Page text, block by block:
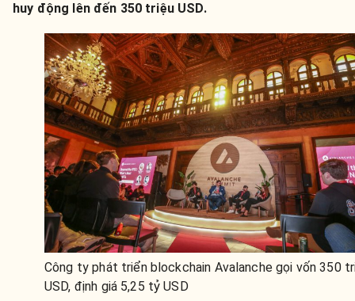
huy động lên đến 350 triệu USD.
Công ty phát triển blockchain Avalanche gọi vốn 350
USD, định giá 5,25 tỷ USD